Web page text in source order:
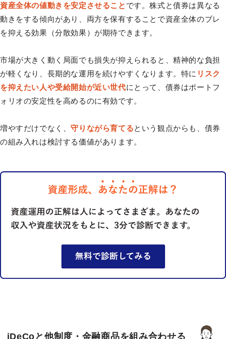
資産全体の値動きを安定させること です。株式と債券は異なる
動きをする傾向があり、両方を保有することで資産全体のブレ
を抑える効果（分散効果）が期待できます。
市場が大きく動く局面でも損失が抑えられると、精神的な負担
が軽くなり、長期的な運用を続けやすくなります。特に リスク
を抑えたい人や受給開始が近い世代にとって、債券はポートフ
ォリオの安定性を高めるのに有効です。
増やすだけでなく、守りながら育てるという観点からも、債券
の組み入れは検討する価値があります。
iDeCoと他制度・金融商品を組み合わせる